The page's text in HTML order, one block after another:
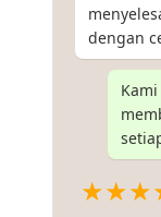
dengan